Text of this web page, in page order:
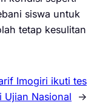
siswa untuk
tetap kesulitan
Imogiri ikuti tes
Ujian Nasional
→